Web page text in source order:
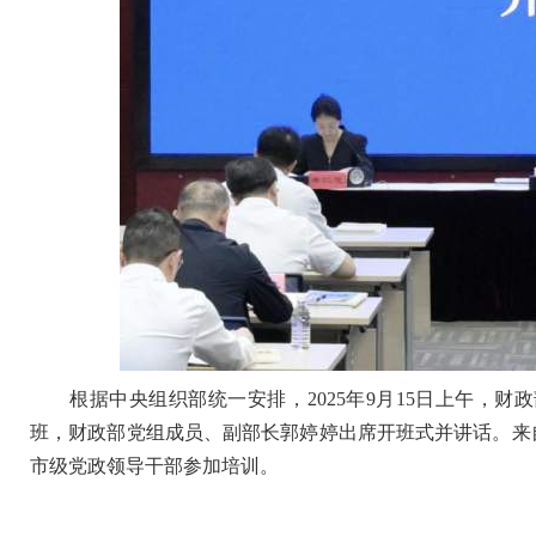
根据中央组织部统一安排，2025年9月15日上午，财
班，财政部党组成员、副部长郭婷婷出席开班式并讲话。
市级党政领导干部参加培训。